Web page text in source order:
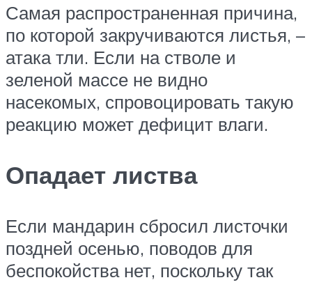
Самая распространенная причина,
по которой закручиваются листья, –
атака тли. Если на стволе и
зеленой массе не видно
насекомых, спровоцировать такую
реакцию может дефицит влаги.
Опадает листва
Если мандарин сбросил листочки
поздней осенью, поводов для
беспокойства нет, поскольку так